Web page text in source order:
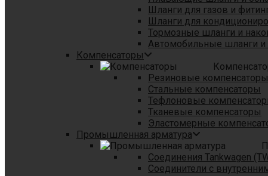
Шланги для газов и
Шланги для
Тормозные шланги и
Автомобильные шланги и
Компенсаторы
Резиновые компенсаторы
Стальные компенсаторы
Тефлоновые
Тканевые компенсаторы
Эластомерные
Промышленная арматура
Соединения Tankwagen
Соединители с